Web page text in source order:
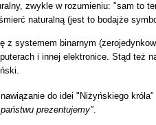
zwykle w rozumieniu: "sam to
naturalną (jest to bodajże
z systemem binarnym
i innej elektronice. Stąd też
do idei "Niżyńskiego
prezentujemy".